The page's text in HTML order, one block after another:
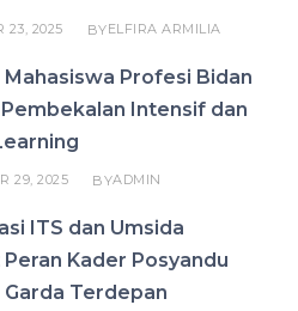
23, 2025 BYELFIRA ARMILIA
Mahasiswa Profesi Bidan
Intensif dan
29, 2025 BYADMIN
ITS dan Umsida
Kader Posyandu
Terdepan